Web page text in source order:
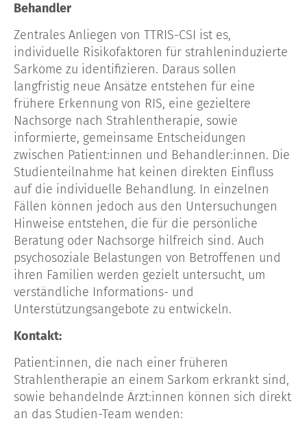
Behandler
Zentrales Anliegen von TTRIS-CSI ist es,
individuelle Risikofaktoren für strahleninduzierte
Sarkome zu identifizieren. Daraus sollen
langfristig neue Ansätze entstehen für eine
frühere Erkennung von RIS, eine gezieltere
Nachsorge nach Strahlentherapie, sowie
informierte, gemeinsame Entscheidungen
zwischen Patient:innen und Behandler:innen. Die
Studienteilnahme hat keinen direkten Einfluss
auf die individuelle Behandlung. In einzelnen
Fällen können jedoch aus den Untersuchungen
Hinweise entstehen, die für die persönliche
Beratung oder Nachsorge hilfreich sind. Auch
psychosoziale Belastungen von Betroffenen und
ihren Familien werden gezielt untersucht, um
verständliche Informations- und
Unterstützungsangebote zu entwickeln.
Kontakt:
Patient:innen, die nach einer früheren
Strahlentherapie an einem Sarkom erkrankt sind,
sowie behandelnde Ärzt:innen können sich direkt
an das Studien-Team wenden: